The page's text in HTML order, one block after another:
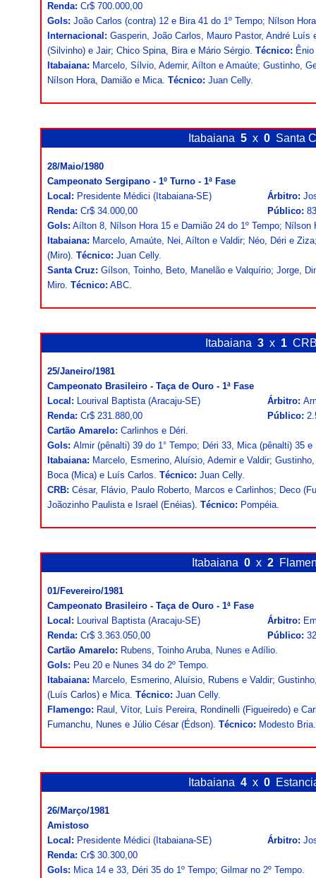
Renda: Cr$ 700.000,00
Gols: João Carlos (contra) 12 e Bira 41 do 1º Tempo; Nílson
Internacional: Gasperin, João Carlos, Mauro Pastor, André Luís
(Silvinho) e Jair; Chico Spina, Bira e Mário Sérgio. Técnico:
Itabaiana: Marcelo, Sílvio, Ademir, Aílton e Amaúte; Gustinho,
Nílson Hora, Damião e Mica. Técnico: Juan Celly.
Itabaiana 5 x 0 Santa
28/Maio/1980
Campeonato Sergipano - 1º Turno - 1ª Fase
Local: Presidente Médici (Itabaiana-SE) Árbitro:
Renda: Cr$ 34.000,00 Público:
Gols: Aílton 8, Nílson Hora 15 e Damião 24 do 1º Tempo; Nílson
Itabaiana: Marcelo, Amaúte, Nei, Aílton e Valdir; Néo, Déri e
(Miro). Técnico: Juan Celly.
Santa Cruz: Gílson, Toinho, Beto, Manelão e Valquírio; Jorge,
Miro. Técnico: ABC.
Itabaiana 3 x 1
25/Janeiro/1981
Campeonato Brasileiro - Taça de Ouro - 1ª Fase
Local: Lourival Baptista (Aracaju-SE) Árbitro:
Renda: Cr$ 231.880,00 Público:
Cartão Amarelo: Carlinhos e Déri.
Gols: Almir (pênalti) 39 do 1° Tempo; Déri 33, Mica (pênalti) 35 e
Itabaiana: Marcelo, Esmerino, Aluísio, Ademir e Valdir;
Boca (Mica) e Luís Carlos. Técnico: Juan Celly.
CRB: César, Flávio, Paulo Roberto, Marcos e Carlinhos; Deco
Joãozinho Paulista e Israel (Enéias). Técnico: Pompéia.
Itabaiana 0 x 2
01/Fevereiro/1981
Campeonato Brasileiro - Taça de Ouro - 1ª Fase
Local: Lourival Baptista (Aracaju-SE) Árbitro:
Renda: Cr$ 3.363.050,00 Público:
Cartão Amarelo: Rubens, Toinho Aruba, Nunes e Adílio.
Gols: Peu 20 e Nunes 34 do 2º Tempo.
Itabaiana: Marcelo, Esmerino, Aluísio, Rubens e Valdir;
(Luís Carlos) e Mica. Técnico: Juan Celly.
Flamengo: Raul, Vítor, Luís Pereira, Rondinelli (Figueiredo) e
Fumanchu, Nunes e Júlio César (Édson). Técnico: Modesto Bria.
Itabaiana 4 x 0
26/Março/1981
Amistoso
Local: Presidente Médici (Itabaiana-SE) Árbitro:
Renda: Cr$ 30.300,00
Gols: Mica 14 e 33, Déri 35 do 1º Tempo; Gilmar no 2º Tempo.